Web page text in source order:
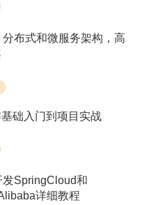
布式和微服务架构，高
础入门到项目实战
SpringCloud和
详细教程